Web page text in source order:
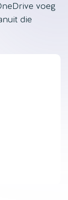
voeg
die